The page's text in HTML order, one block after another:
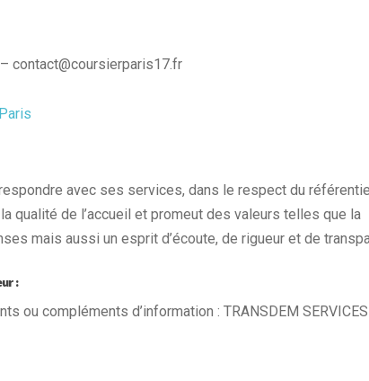
– contact@coursierparis17.fr
avec ses services, dans le respect du
qualité de l’accueil et promeut des valeurs telles que la
mais aussi un esprit d’écoute, de rigueur et de
:
ou compléments d’information : TRANSDEM